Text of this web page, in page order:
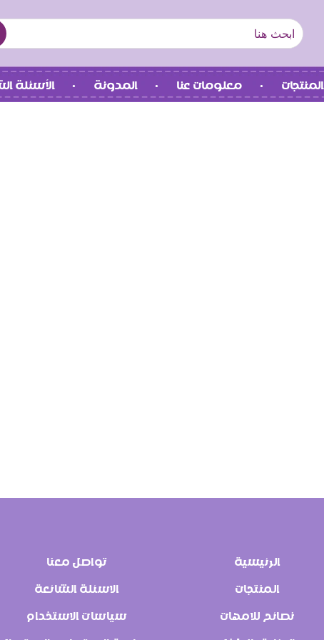
المنتجات معلومات عنا المدونة الأسئلة
الرئيسية
المنتجات
نصائح للامهات
تواصل معنا
الاسئلة الشائعة
سياسات الاستخدام